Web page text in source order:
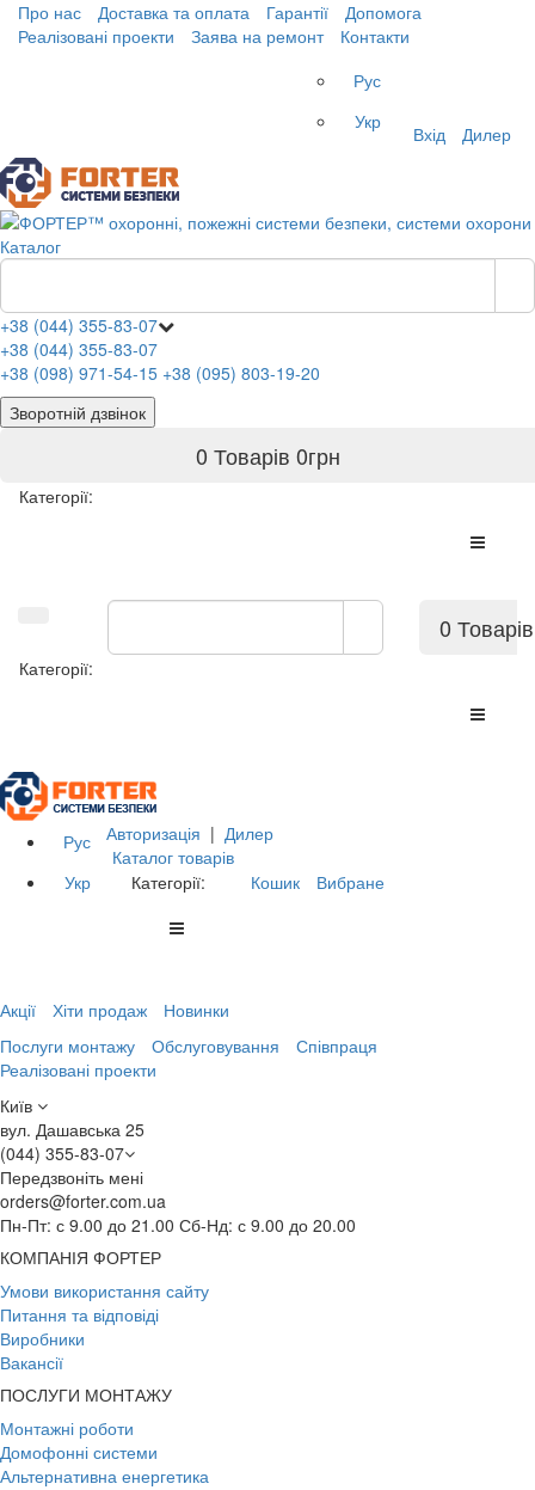
Про нас Доставка та оплата Гарантії
Допомога
Реалізовані проекти
Заява на ремонт
Контакти
Рус
Укр
Вхід Дилер
Каталог
+38 (044) 355-83-07
+38 (044) 355-83-07
+38 (098) 971-54-15 +38 (095) 803-19-20
Зворотній дзвінок
0 Товарів 0грн
Категорії:
0 Товарів
Категорії:
Рус
Укр
Авторизація | Дилер
Каталог товарів
Категорії:
Кошик Вибране
Акції Хіти продаж
Новинки
Послуги монтажу
Обслуговування
Співпраця
Реалізовані проекти
Київ
вул. Дашавська 25
(044) 355-83-07
Передзвоніть мені
orders@forter.com.ua
Пн-Пт: с 9.00 до 21.00 Сб-Нд: с 9.00 до 20.00
КОМПАНІЯ ФОРТЕР
Умови використання сайту
Питання та відповіді
Виробники
Вакансії
ПОСЛУГИ МОНТАЖУ
Монтажні роботи
Домофонні системи
Альтернативна енергетика